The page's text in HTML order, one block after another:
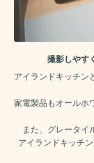
撮影しやす
アイランドキッチン
家電製品もオールホ
また、グレータイ
アイランドキッチ